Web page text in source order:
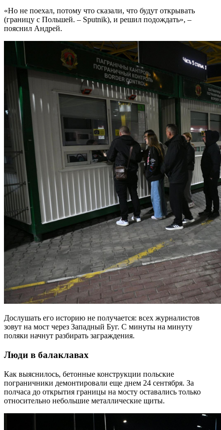
«Но не поехал, потому что сказали, что будут открывать
(границу с Польшей. – Sputnik), и решил подождать», –
пояснил Андрей.
Дослушать его историю не получается: всех журналистов
зовут на мост через Западный Буг. С минуты на минуту
поляки начнут разбирать заграждения.
Люди в балаклавах
Как выяснилось, бетонные конструкции польские
пограничники демонтировали еще днем 24 сентября. За
полчаса до открытия границы на мосту оставались только
относительно небольшие металлические щиты.